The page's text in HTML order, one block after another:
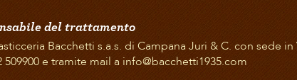
del trattamento
Bacchetti s.a.s. di Campana Juri & C. con sede in
e tramite mail a info@bacchetti1935.com